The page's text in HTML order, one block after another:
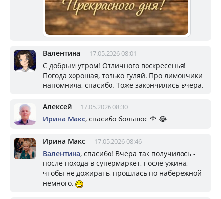
Валентина 17.05.2026 08:01
С добрым утром! Отличного воскресенья!
Погода хорошая, только гуляй. Про лимончики
напомнила, спасибо. Тоже закончились вчера.
Алексей 17.05.2026 08:30
Ирина Макс, спасибо большое 🌹 😂
Ирина Макс 17.05.2026 08:46
Валентина, спасибо! Вчера так получилось -
после похода в супермаркет, после ужина,
чтобы не дожирать, прошлась по набережной
немного.